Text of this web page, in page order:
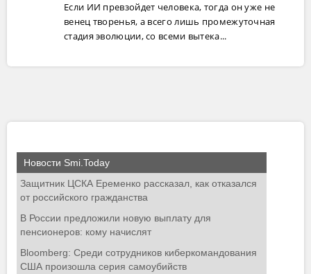
Если ИИ превзойдет человека, тогда он уже не
венец творенья, а всего лишь промежуточная
стадия эволюции, со всеми вытека...